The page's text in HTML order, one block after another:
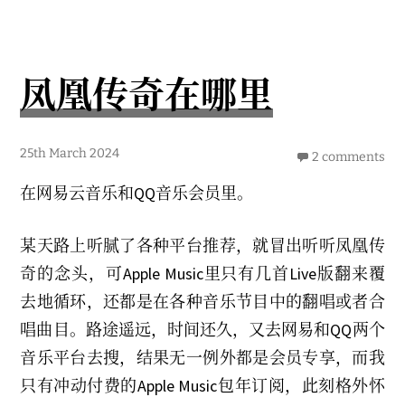
凤凰传奇在哪里
2
h
r
c
h
2
0
2
4
25th March 2024 2 comments
在网易云音乐和QQ音乐会员里。
某天路上听腻了各种平台推荐，就冒出听听凤凰传
奇的念头，可Apple Music里只有几首Live版翻来覆
去地循环，还都是在各种音乐节目中的翻唱或者合
唱曲目。路途遥远，时间还久，又去网易和QQ两个
音乐平台去搜，结果无一例外都是会员专享，而我
只有冲动付费的Apple Music包年订阅，此刻格外怀